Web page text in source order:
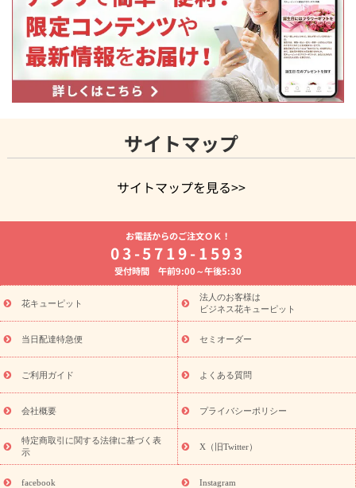
サイトマップ
サイトマップを見る>>
よく贈られる花
お祝いの花特集
誕生日フラワーギフト特集
8月の誕生花(トルコキキョウ)
開店・開業祝い
お供え・お悔やみ お供え・お悔やみの花
通夜・葬儀に贈る花 胡蝶蘭・花鉢
ーブドフラワー
季節のイベント
ひまわり ギフト・プレゼント
特集
お盆 花（新盆・初盆） 季節のイベント
お盆 花（新
盆・初盆）
お盆 花（新盆・初盆）
お盆・お供え 花とセットギ
フト
お盆・お供え プリザーブドフラワー
ひまわり ギフト・プ
レゼント特集
夏の花贈り・お中元・暑中見舞い 花のギフト特集
敬老の日におくる花ギフト・プレゼント特集
花ギフト・プレゼント特集
敬老の日 花のおすすめランキング
敬
老の日 花鉢植えのギフト・プレゼント特集
敬老の日 花とセットギ
フト・プレゼント特集
敬老の日の花 全てのギフト一覧
キャン
ペーン
映画『ウォーターガーディアンズ』コラボキャンペーン
「きょう誕生日なんです」キャンペーン
誕生日の花を探す
誕生日フラワーギフト 誕生日フラワーギフト特集
お電話からのご注文ＯＫ！
03-5719-1593
受付時間 午前9:00～午後5:30
花キューピット
法人のお客様は
ビジネス花キューピット
当日配達特急便 セミオーダー
ご利用ガイド よくある質問
会社概要 プライバシーポリシー
特定商取引に関する法律に基づく表
示
X（旧Twitter）
facebook Instagram